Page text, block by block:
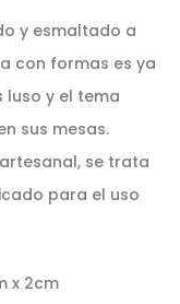
y esmaltado a
con formas es ya
y el tema
sus mesas.
se trata
para el uso
x 2cm